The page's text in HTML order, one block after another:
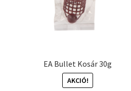
EA Bullet Kosár 30g
AKCIÓ!